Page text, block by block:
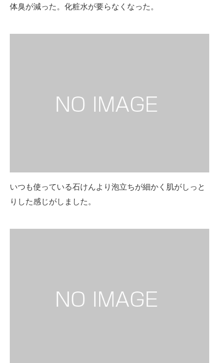
体臭が減った。化粧水が要らなくなった。
いつも使っている石けんより泡立ちが細かく肌がしっと
りした感じがしました。